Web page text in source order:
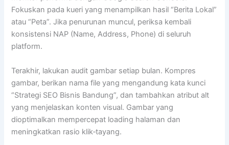
Fokuskan pada kueri yang menampilkan hasil “Berita Lokal”
atau “Peta”. Jika penurunan muncul, periksa kembali
konsistensi NAP (Name, Address, Phone) di seluruh
platform.
Terakhir, lakukan audit gambar setiap bulan. Kompres
gambar, berikan nama file yang mengandung kata kunci
“Strategi SEO Bisnis Bandung”, dan tambahkan atribut alt
yang menjelaskan konten visual. Gambar yang
dioptimalkan mempercepat loading halaman dan
meningkatkan rasio klik‑tayang.